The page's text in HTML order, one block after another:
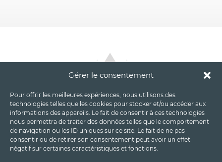
Gérer le consentement
Pour offrir les meilleures expériences, nous utilisons des
technologies telles que les cookies pour stocker et/ou accéder aux
informations des appareils. Le fait de consentir à ces technologies
nous permettra de traiter des données telles que le comportement
de navigation ou les ID uniques sur ce site. Le fait de ne pas
consentir ou de retirer son consentement peut avoir un effet
négatif sur certaines caractéristiques et fonctions.